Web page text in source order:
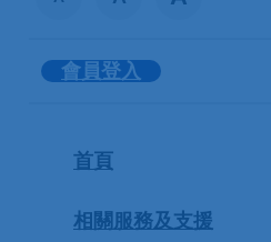
會員登入
首頁
相關服務及支援